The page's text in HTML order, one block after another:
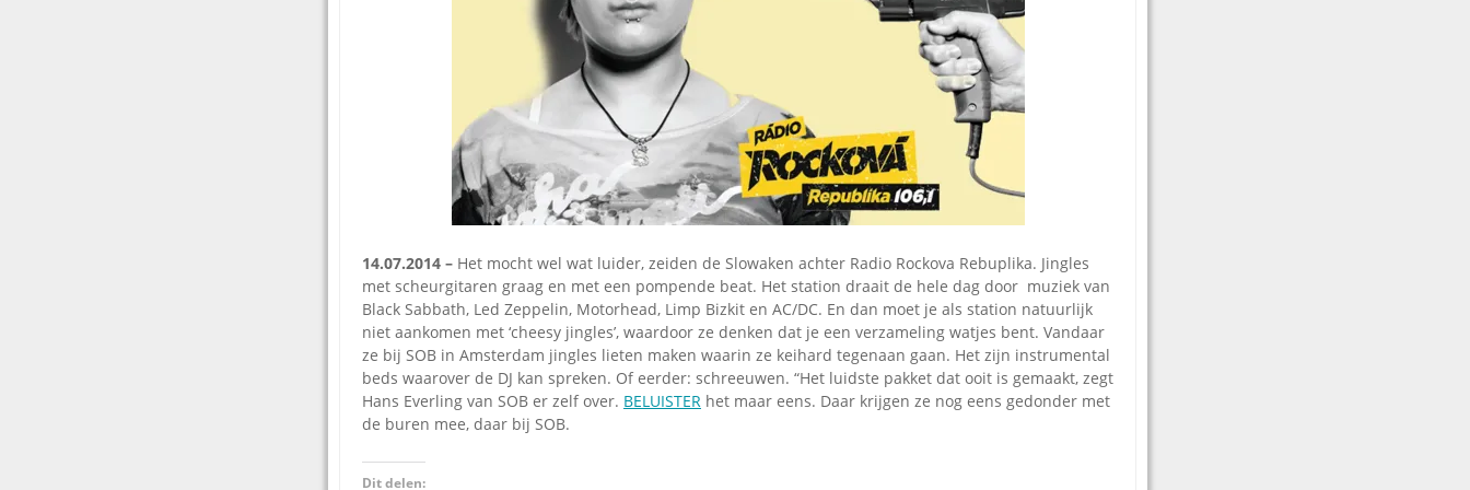
Omroepbanden
Vaak
Uitvinding
jinglecassette
14.07.2014 – Het mocht wel wat luider, zeiden de Slowaken achter Radio Rockova Rebuplika. Jingles
met scheurgitaren graag en met een pompende beat. Het station draait de hele dag door muziek van
Black Sabbath, Led Zeppelin, Motorhead, Limp Bizkit en AC/DC. En dan moet je als station natuurlijk
niet aankomen met ‘cheesy jingles’, waardoor ze denken dat je een verzameling watjes bent. Vandaar
ze bij SOB in Amsterdam jingles lieten maken waarin ze keihard tegenaan gaan. Het zijn instrumental
beds waarover de DJ kan spreken. Of eerder: schreeuwen. “Het luidste pakket dat ooit is gemaakt, zegt
Hans Everling van SOB er zelf over. BELUISTER het maar eens. Daar krijgen ze nog eens gedonder met
de buren mee, daar bij SOB.
Dit delen: